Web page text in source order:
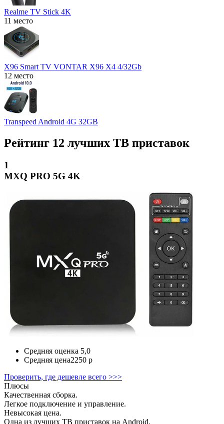
Realme TV Stick 4K
11 место
X96 Smart TV VONTAR X96 X4 4/32Gb
12 место
Transpeed Android 4G 32GB
Рейтинг 12 лучших ТВ приставок
1
MXQ PRO 5G 4K
Средняя оценка 5,0
Средняя цена2250 р
Проверить, где дешевле всего >>>
Плюсы
Качественная сборка.
Легкое подключение и управление.
Невысокая цена.
Одна из лучших ТВ приставок на Android.